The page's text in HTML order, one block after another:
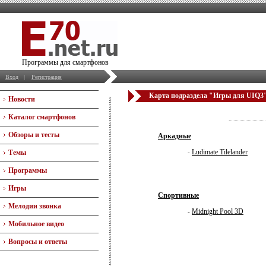
Программы для смартфонов
Вход | Регистрация
Новости
Каталог смартфонов
Обзоры и тесты
Темы
Программы
Игры
Мелодии звонка
Мобильное видео
Вопросы и ответы
Карта подраздела "Игры для
Аркадные
- Ludimate Tilelander
Спортивные
- Midnight Pool 3D